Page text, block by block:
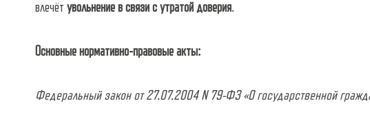
влечёт увольнение в связи с утратой доверия.
Основные нормативно-правовые акты:
Федеральный закон от 27.07.2004 N 79-ФЗ «О государственной